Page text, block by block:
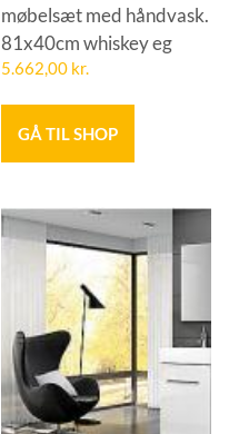
møbelsæt med håndvask.
81x40cm whiskey eg
5.662,00 kr.
GÅ TIL SHOP